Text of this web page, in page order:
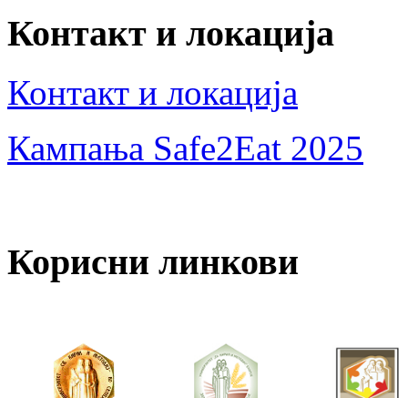
Контакт и локација
Контакт и локација
Кампања Safe2Eat 2025
Корисни линкови